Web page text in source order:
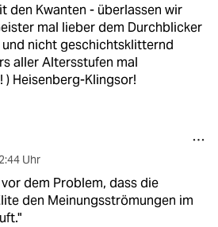
den Kwanten - überlassen wir
mal lieber dem Durchblicker
und nicht geschichtsklitternd
aller Altersstufen mal
) Heisenberg-Klingsor!
Uhr
dem Problem, dass die
den Meinungsströmungen im